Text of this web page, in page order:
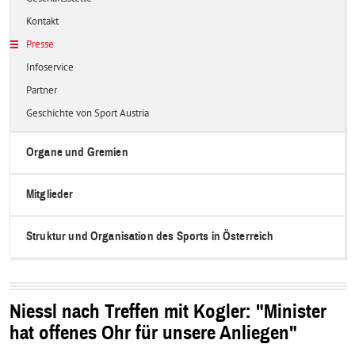
Kontakt
Presse
Infoservice
Partner
Geschichte von Sport Austria
Organe und Gremien
Mitglieder
Struktur und Organisation des Sports in Österreich
Niessl nach Treffen mit Kogler: "Minister
hat offenes Ohr für unsere Anliegen"